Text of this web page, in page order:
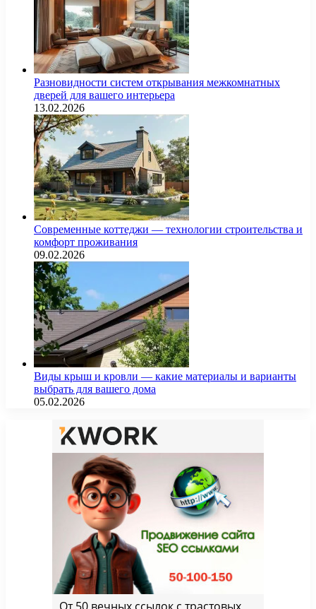
Разновидности систем открывания межкомнатных
дверей для вашего интерьера
13.02.2026
Современные коттеджи — технологии строительства и
комфорт проживания
09.02.2026
Виды крыш и кровли — какие материалы и варианты
выбрать для вашего дома
05.02.2026